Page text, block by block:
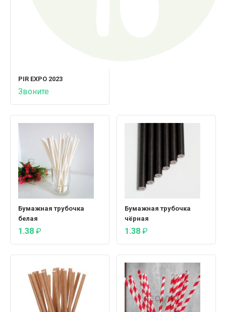
PIR EXPO 2023
Звоните
Бумажная трубочка
белая
1.38 ₽
Бумажная трубочка
чёрная
1.38 ₽